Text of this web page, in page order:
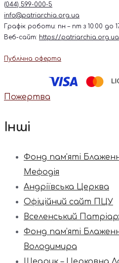
(044) 599-000-5
info@patriarchia.org.ua
Графік роботи: пн – пт з 10:00 до
Веб-сайт: https://patriarchia.org.ua
Публічна оферта
Пожертва
Інші
Фонд пам’яті
Мефодія
Андріївська Церква
Офіційний сайт ПЦУ
Вселенський
Фонд пам’яті
Володимира